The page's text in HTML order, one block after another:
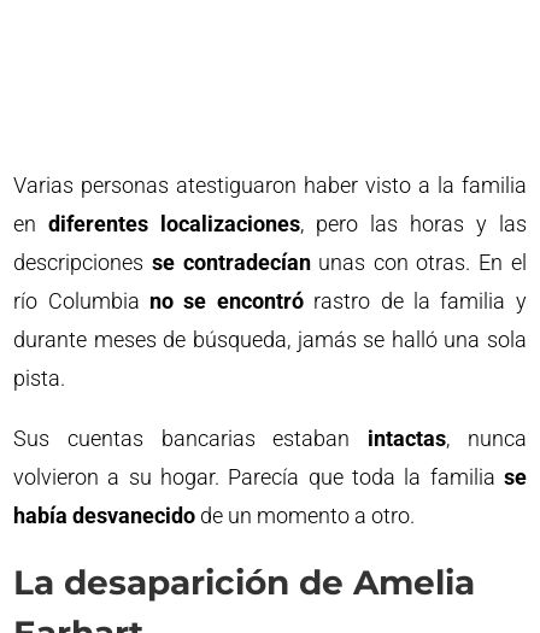
Varias personas atestiguaron haber visto a la familia
endiferentes localizaciones, pero las horas y las
descripciones se contradecíanunas con otras. En el
río Columbia no se encontrórastro de la familia y
durante meses de búsqueda, jamás se halló una sola
pista.
Sus cuentas bancarias estaban intactas, nunca
volvieron a su hogar. Parecía que toda la familia se
había desvanecido de un momento a otro.
La desaparición de Amelia